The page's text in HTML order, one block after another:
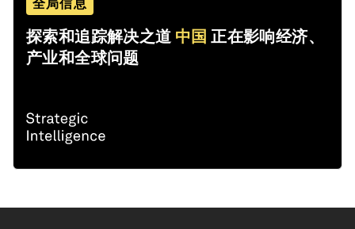
全局信息
探索和追踪解决之道 中国 正在影响经济、
产业和全球问题